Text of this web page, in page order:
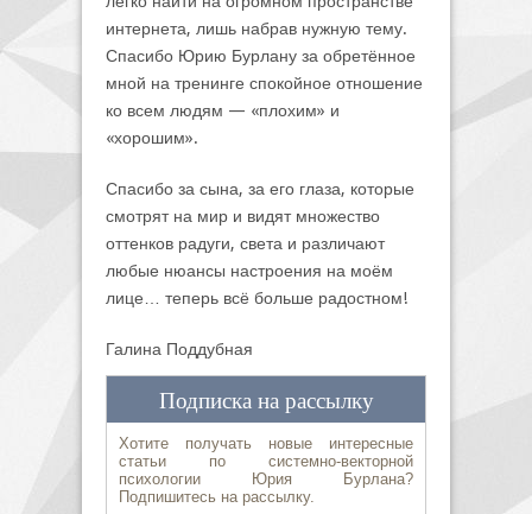
интернета, лишь набрав нужную тему.
Спасибо Юрию Бурлану за обретённое
мной на тренинге спокойное отношение
ко всем людям — «плохим» и
«хорошим».
Спасибо за сына, за его глаза, которые
смотрят на мир и видят множество
оттенков радуги, света и различают
любые нюансы настроения на моём
лице… теперь всё больше радостном!
Галина Поддубная